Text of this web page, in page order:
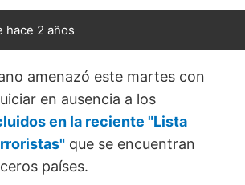
hace 2 años
amenazó este martes con
en ausencia a los
en la reciente "Lista
que se encuentran
países.